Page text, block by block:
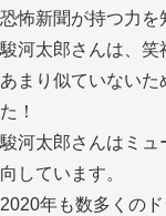
恐怖新聞が持つ力を
駿河太郎さんは、笑
あまり似ていない
た！
駿河太郎さんはミ
向しています。
2020年も数多くの